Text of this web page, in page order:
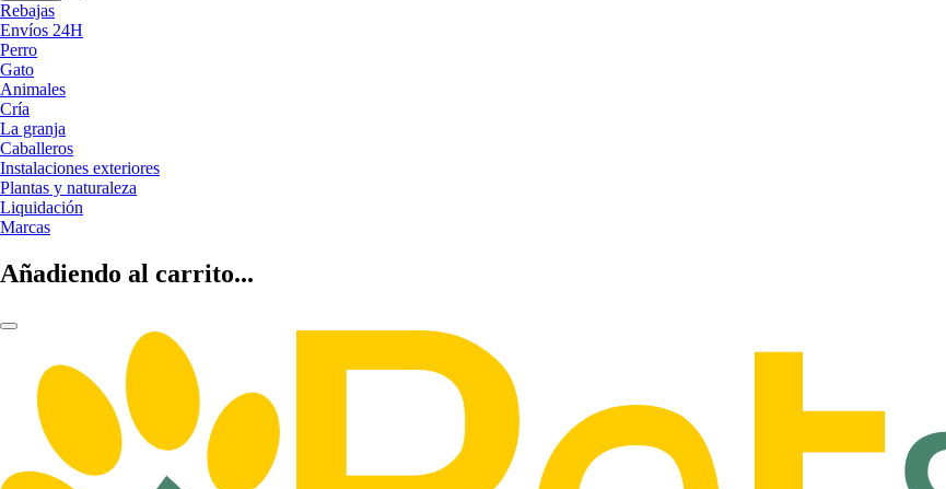
Rebajas
Envíos 24H
Perro
Gato
Animales
Cría
La granja
Caballeros
Instalaciones exteriores
Plantas y naturaleza
Liquidación
Marcas
Añadiendo al carrito...